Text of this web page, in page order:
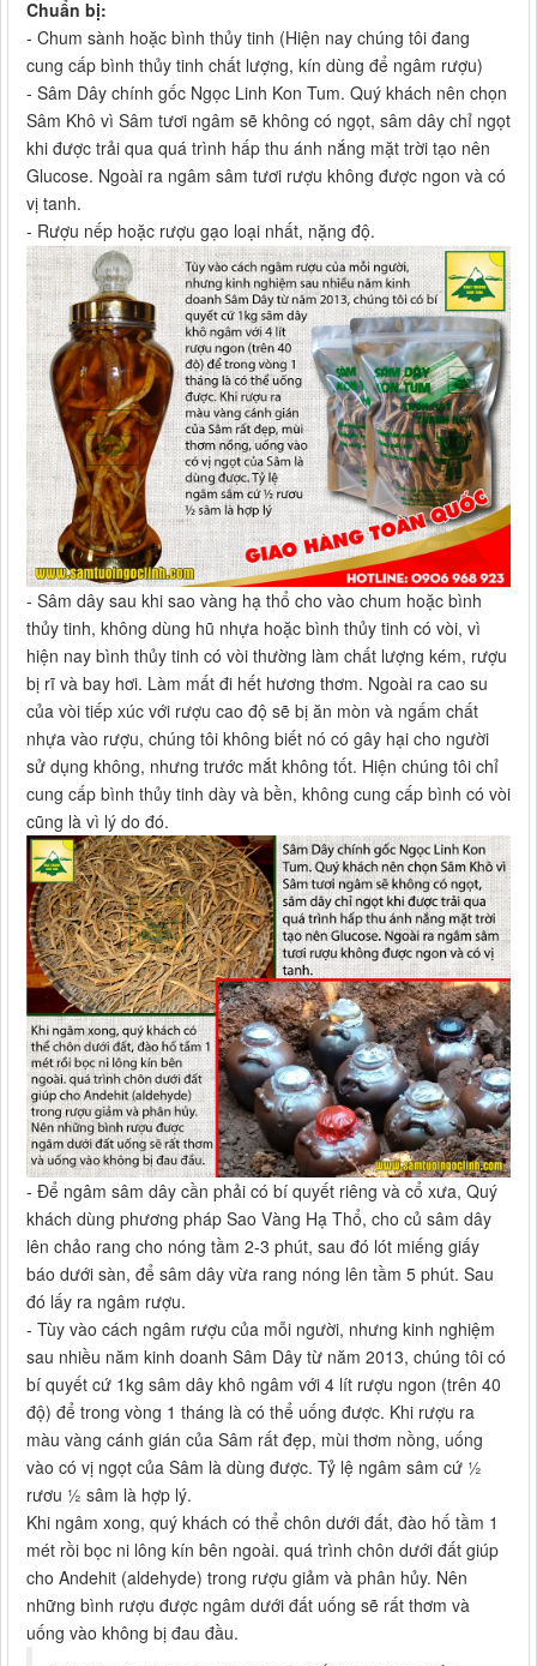
Chuẩn bị:
- Chum sành hoặc bình thủy tinh (Hiện nay chúng tôi đang
cung cấp bình thủy tinh chất lượng, kín dùng để ngâm rượu)
- Sâm Dây chính gốc Ngọc Linh Kon Tum. Quý khách nên chọn
Sâm Khô vì Sâm tươi ngâm sẽ không có ngọt, sâm dây chỉ ngọt
khi được trải qua quá trình hấp thu ánh nắng mặt trời tạo nên
Glucose. Ngoài ra ngâm sâm tươi rượu không được ngon và có
vị tanh.
- Rượu nếp hoặc rượu gạo loại nhất, nặng độ.
- Sâm dây sau khi sao vàng hạ thổ cho vào chum hoặc bình
thủy tinh, không dùng hũ nhựa hoặc bình thủy tinh có vòi, vì
hiện nay bình thủy tinh có vòi thường làm chất lượng kém, rượu
bị rĩ và bay hơi. Làm mất đi hết hương thơm. Ngoài ra cao su
của vòi tiếp xúc với rượu cao độ sẽ bị ăn mòn và ngấm chất
nhựa vào rượu, chúng tôi không biết nó có gây hại cho người
sử dụng không, nhưng trước mắt không tốt. Hiện chúng tôi chỉ
cung cấp bình thủy tinh dày và bền, không cung cấp bình có vòi
cũng là vì lý do đó.
- Để ngâm sâm dây cần phải có bí quyết riêng và cổ xưa, Quý
khách dùng phương pháp Sao Vàng Hạ Thổ, cho củ sâm dây
lên chảo rang cho nóng tầm 2-3 phút, sau đó lót miếng giấy
báo dưới sàn, để sâm dây vừa rang nóng lên tầm 5 phút. Sau
đó lấy ra ngâm rượu.
- Tùy vào cách ngâm rượu của mỗi người, nhưng kinh nghiệm
sau nhiều năm kinh doanh Sâm Dây từ năm 2013, chúng tôi có
bí quyết cứ 1kg sâm dây khô ngâm với 4 lít rượu ngon (trên 40
độ) để trong vòng 1 tháng là có thể uống được. Khi rượu ra
màu vàng cánh gián của Sâm rất đẹp, mùi thơm nồng, uống
vào có vị ngọt của Sâm là dùng được. Tỷ lệ ngâm sâm cứ ½
rươu ½ sâm là hợp lý.
Khi ngâm xong, quý khách có thể chôn dưới đất, đào hố tầm 1
mét rồi bọc ni lông kín bên ngoài. quá trình chôn dưới đất giúp
cho Andehit (aldehyde) trong rượu giảm và phân hủy. Nên
những bình rượu được ngâm dưới đất uống sẽ rất thơm và
uống vào không bị đau đầu.